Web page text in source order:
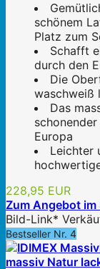
schönem
Platz zum
Schafft
durch den
Die
waschweiß
Das
Europa
Leichter
228,95 EUR
Zum Angebot im
Bild-Link*
Bestseller Nr. 4